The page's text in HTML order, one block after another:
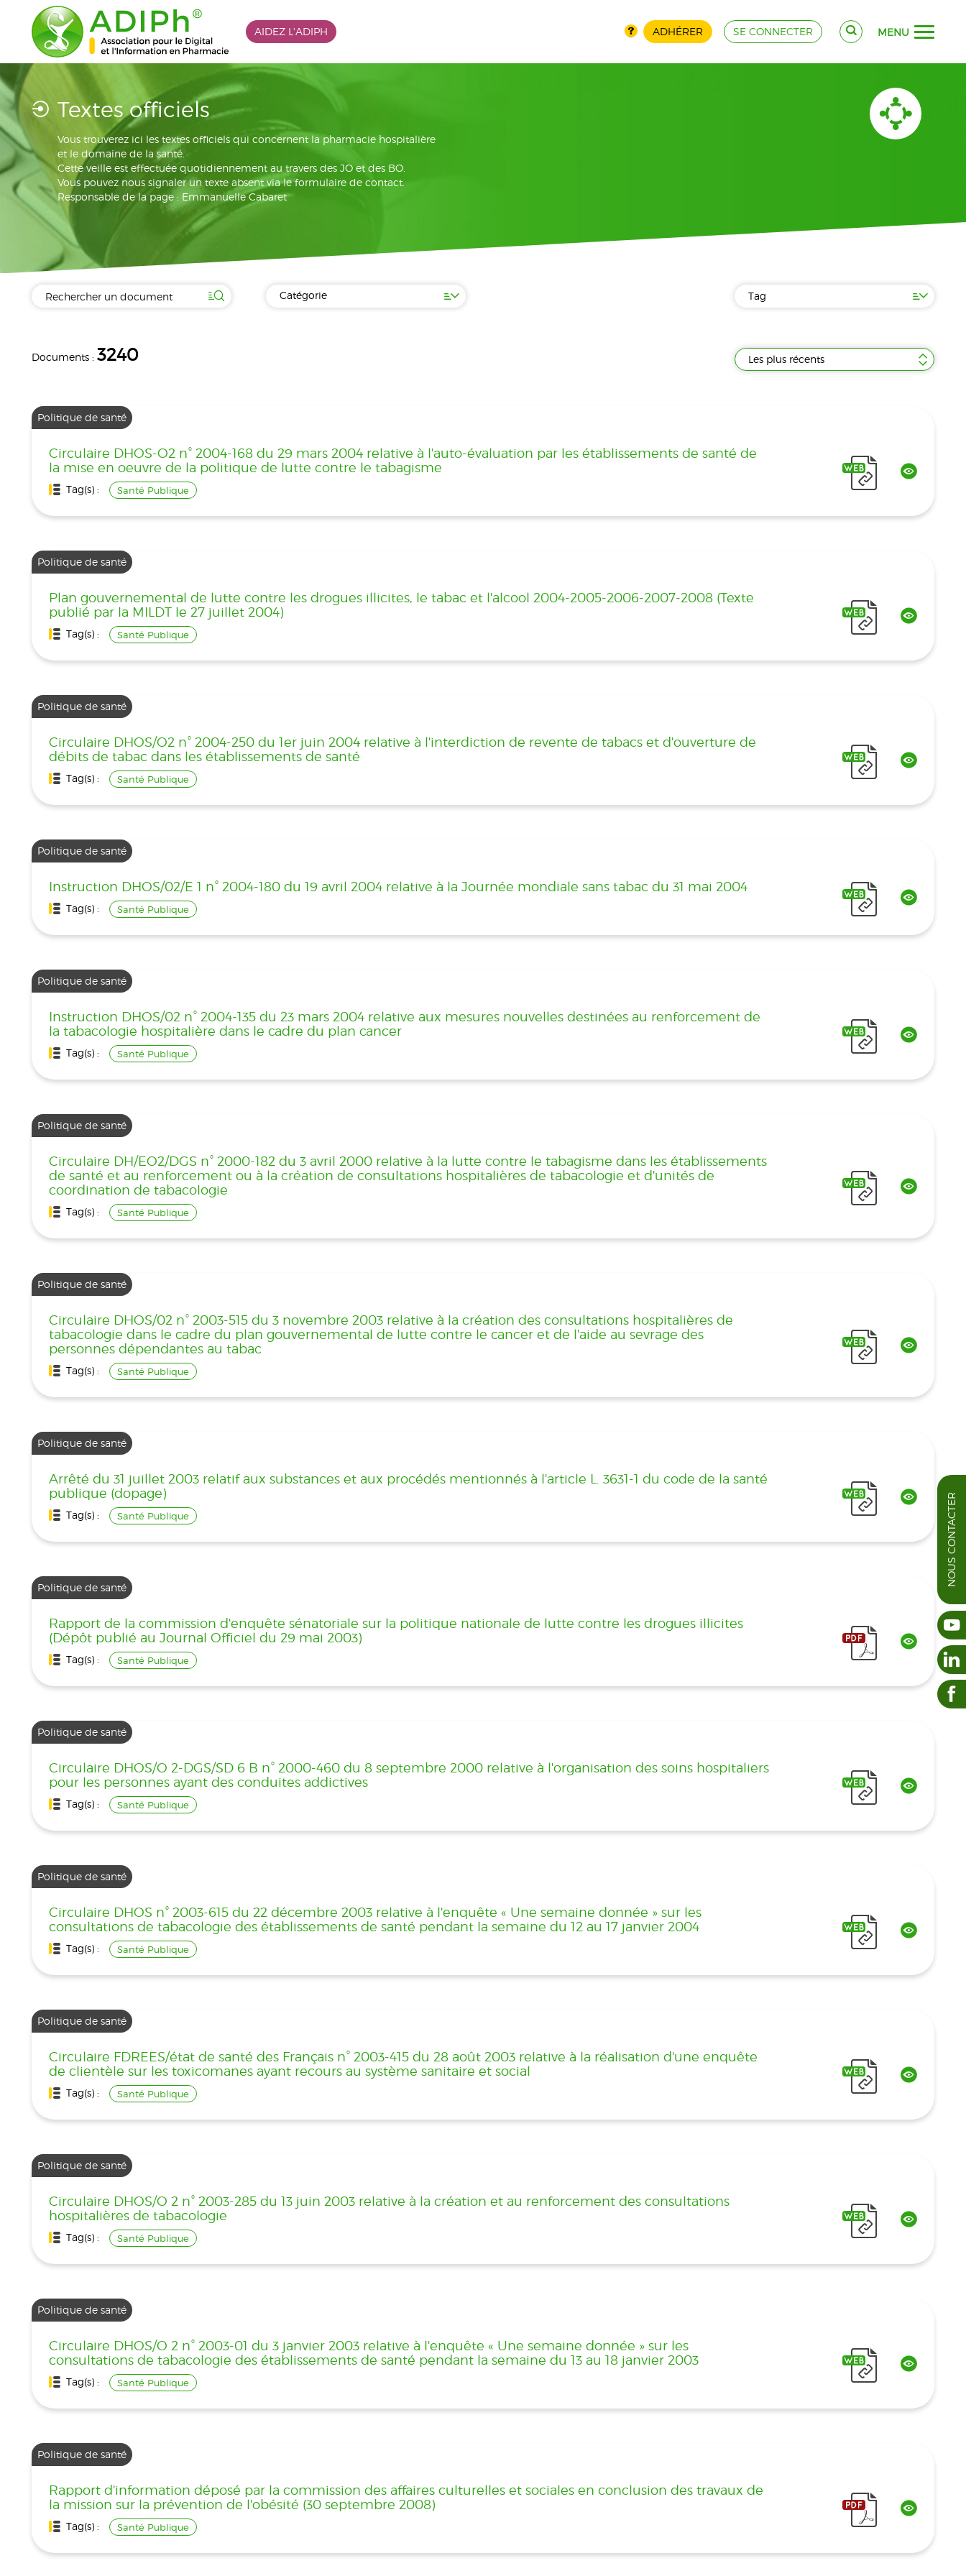
AIDEZ L'ADIPH ADHÉRER SE CONNECTER MENU
Textes officiels
Vous trouverez ici les textes officiels qui concernent la pharmacie hospitalière
et le domaine de la santé.
Cette veille est effectuée quotidiennement au travers des JO et des BO.
Vous pouvez nous signaler un texte absent via le formulaire de contact.
Responsable de la page : Emmanuelle Cabaret
Catégorie Tag
Documents : 3240 Les plus récents
Politique de santé
Circulaire DHOS-O2 n° 2004-168 du 29 mars 2004 relative à l'auto-évaluation par les établissements de santé de
la mise en oeuvre de la politique de lutte contre le tabagisme
Tag(s) : Santé Publique
Politique de santé
Plan gouvernemental de lutte contre les drogues illicites, le tabac et l'alcool 2004-2005-2006-2007-2008 (Texte
publié par la MILDT le 27 juillet 2004)
Tag(s) : Santé Publique
Politique de santé
Circulaire DHOS/O2 n° 2004-250 du 1er juin 2004 relative à l'interdiction de revente de tabacs et d'ouverture de
débits de tabac dans les établissements de santé
Tag(s) : Santé Publique
Politique de santé
Instruction DHOS/02/E 1 n° 2004-180 du 19 avril 2004 relative à la Journée mondiale sans tabac du 31 mai 2004
Tag(s) : Santé Publique
Politique de santé
Instruction DHOS/02 n° 2004-135 du 23 mars 2004 relative aux mesures nouvelles destinées au renforcement de
la tabacologie hospitalière dans le cadre du plan cancer
Tag(s) : Santé Publique
Politique de santé
Circulaire DH/EO2/DGS n° 2000-182 du 3 avril 2000 relative à la lutte contre le tabagisme dans les établissements
de santé et au renforcement ou à la création de consultations hospitalières de tabacologie et d'unités de
coordination de tabacologie
Tag(s) : Santé Publique
Politique de santé
Circulaire DHOS/02 n° 2003-515 du 3 novembre 2003 relative à la création des consultations hospitalières de
tabacologie dans le cadre du plan gouvernemental de lutte contre le cancer et de l'aide au sevrage des
personnes dépendantes au tabac
Tag(s) : Santé Publique
Politique de santé
Arrêté du 31 juillet 2003 relatif aux substances et aux procédés mentionnés à l'article L. 3631-1 du code de la santé
publique (dopage)
Tag(s) : Santé Publique
Politique de santé
Rapport de la commission d'enquête sénatoriale sur la politique nationale de lutte contre les drogues illicites
(Dépôt publié au Journal Officiel du 29 mai 2003)
Tag(s) : Santé Publique
Politique de santé
Circulaire DHOS/O 2-DGS/SD 6 B n° 2000-460 du 8 septembre 2000 relative à l'organisation des soins hospitaliers
pour les personnes ayant des conduites addictives
Tag(s) : Santé Publique
Politique de santé
Circulaire DHOS n° 2003-615 du 22 décembre 2003 relative à l'enquête « Une semaine donnée » sur les
consultations de tabacologie des établissements de santé pendant la semaine du 12 au 17 janvier 2004
Tag(s) : Santé Publique
Politique de santé
Circulaire FDREES/état de santé des Français n° 2003-415 du 28 août 2003 relative à la réalisation d'une enquête
de clientèle sur les toxicomanes ayant recours au système sanitaire et social
Tag(s) : Santé Publique
Politique de santé
Circulaire DHOS/O 2 n° 2003-285 du 13 juin 2003 relative à la création et au renforcement des consultations
hospitalières de tabacologie
Tag(s) : Santé Publique
Politique de santé
Circulaire DHOS/O 2 n° 2003-01 du 3 janvier 2003 relative à l'enquête « Une semaine donnée » sur les
consultations de tabacologie des établissements de santé pendant la semaine du 13 au 18 janvier 2003
Tag(s) : Santé Publique
Politique de santé
Rapport d'information déposé par la commission des affaires culturelles et sociales en conclusion des travaux de
la mission sur la prévention de l'obésité (30 septembre 2008)
Tag(s) : Santé Publique
NOUS CONTACTER